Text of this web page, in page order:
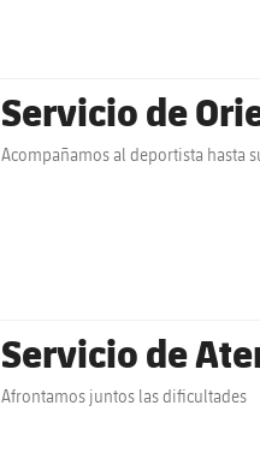
Servicio de
Acompañamos al deportista hasta
Servicio de
Afrontamos juntos las dificultades